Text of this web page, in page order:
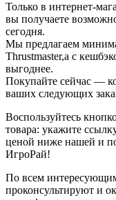
Только в интернет-
вы получаете
сегодня.
Мы предлагаем
Thrustmaster,а с
выгоднее.
Покупайте сейчас —
ваших следующих
Воспользуйтесь
товара: укажите
ценой ниже нашей и
ИгроРай!
По всем
проконсультируют и